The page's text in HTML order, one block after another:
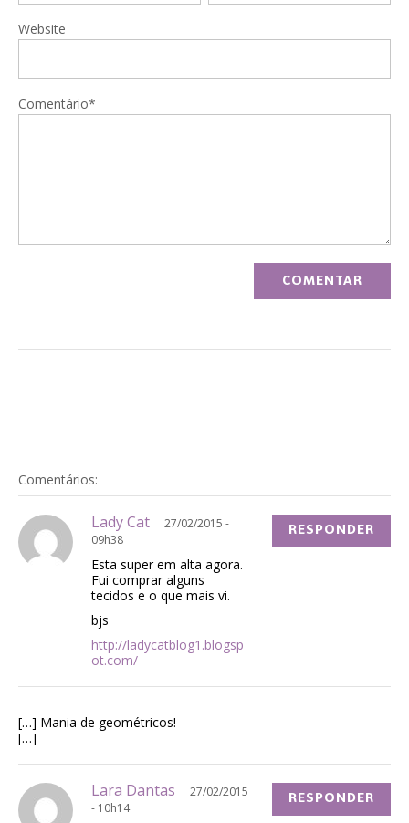
Website
Comentário*
Comentários:
Lady Cat
27/02/2015 -
09h38
Esta super em alta agora.
Fui comprar alguns
tecidos e o que mais vi.
bjs
http://ladycatblog1.blogsp
ot.com/
RESPONDER
[…] Mania de geométricos!
[…]
Lara Dantas
27/02/2015
- 10h14
RESPONDER